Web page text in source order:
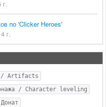
г.
по 'Clicker Heroes'
г.
/ Artifacts
/ Character leveling
Донат